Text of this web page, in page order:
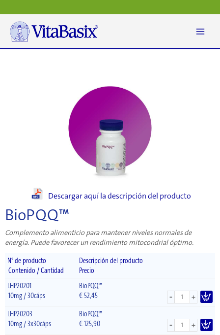
al
contenido
Descargar aquí la descripción del producto
BioPQQ™
Complemento alimenticio para mantener niveles normales de
energía. Puede favorecer un rendimiento mitocondrial óptimo.
N° de producto
Descripción del producto
Contenido / Cantidad
Precio
LHP20201
BioPQQ™
10mg / 30cáps
€52,45 - +
LHP20203
BioPQQ™
10mg / 3x30cáps
€125,90 - +